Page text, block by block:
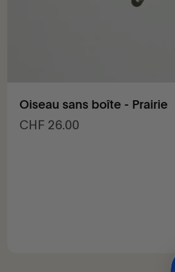
Oiseau sans boîte - Prairie
Prix de vente
CHF 26.00